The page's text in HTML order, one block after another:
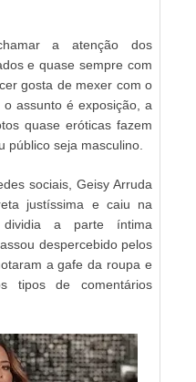
a atenção dos
e quase sempre com
gosta de mexer com o
assunto é exposição, a
quase eróticas fazem
público seja masculino.
sociais, Geisy Arruda
justíssima e caiu na
a parte íntima
despercebido pelos
a gafe da roupa e
tipos de comentários